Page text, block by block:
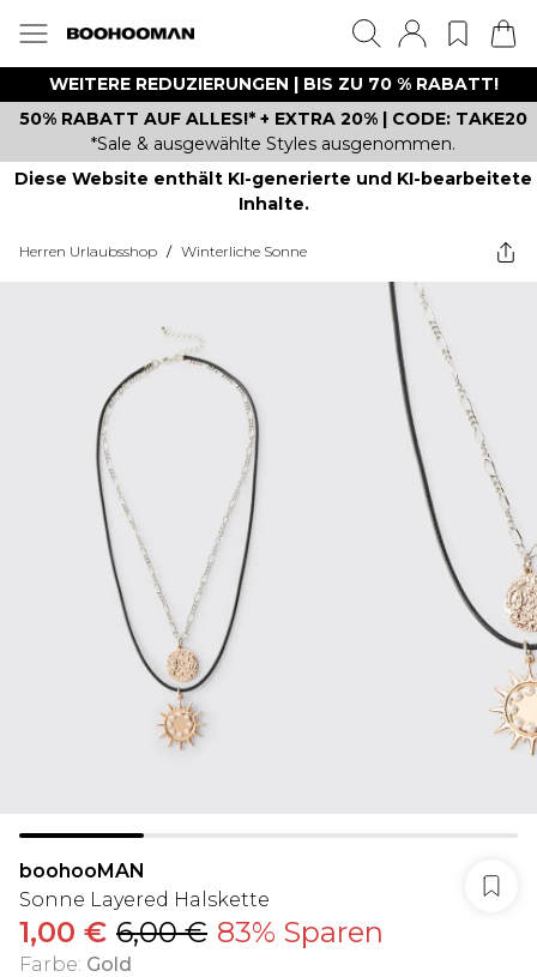
WEITERE REDUZIERUNGEN | BIS ZU 70 % RABATT!
50% RABATT AUF ALLES!* + EXTRA 20% | CODE: TAKE20
*Sale & ausgewählte Styles ausgenommen.
Diese Website enthält KI-generierte und KI-bearbeitete
Inhalte.
Herren Urlaubsshop / Winterliche Sonne
boohooMAN
Sonne Layered Halskette
1,00 € 6,00 € 83% Sparen
Farbe: Gold